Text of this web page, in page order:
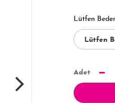
Lütfen
Adet